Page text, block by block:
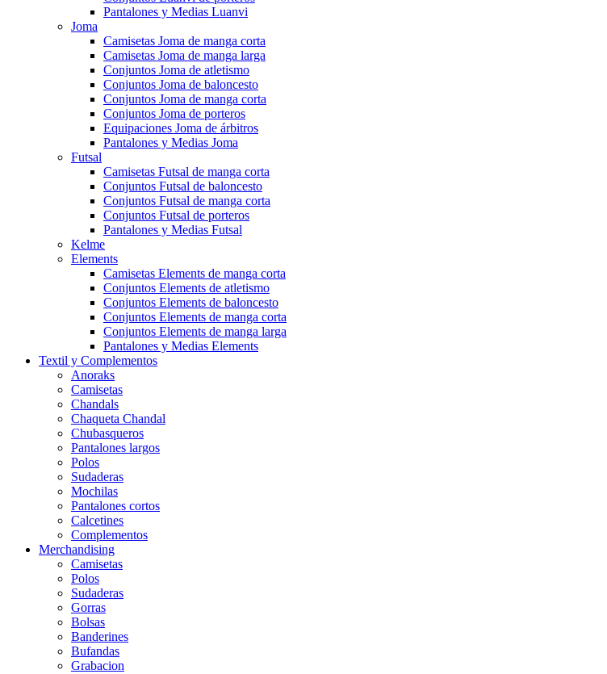
Pantalones y Medias Luanvi
Joma
Camisetas Joma de manga corta
Camisetas Joma de manga larga
Conjuntos Joma de atletismo
Conjuntos Joma de baloncesto
Conjuntos Joma de manga corta
Conjuntos Joma de porteros
Equipaciones Joma de árbitros
Pantalones y Medias Joma
Futsal
Camisetas Futsal de manga corta
Conjuntos Futsal de baloncesto
Conjuntos Futsal de manga corta
Conjuntos Futsal de porteros
Pantalones y Medias Futsal
Kelme
Elements
Camisetas Elements de manga corta
Conjuntos Elements de atletismo
Conjuntos Elements de baloncesto
Conjuntos Elements de manga corta
Conjuntos Elements de manga larga
Pantalones y Medias Elements
Textil y Complementos
Anoraks
Camisetas
Chandals
Chaqueta Chandal
Chubasqueros
Pantalones largos
Polos
Sudaderas
Mochilas
Pantalones cortos
Calcetines
Complementos
Merchandising
Camisetas
Polos
Sudaderas
Gorras
Bolsas
Banderines
Bufandas
Grabacion